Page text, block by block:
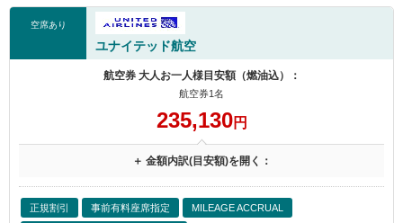
空席あり
ユナイテッド航空
航空券 大人お一人様目安額（燃油込）：
航空券1名
235,130円
＋ 金額内訳(目安額)を開く：
正規割引 事前有料座席指定 MILEAGE ACCRUAL